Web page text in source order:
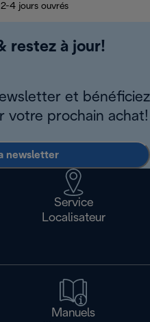
4 jours ouvrés
restez à jour!
et bénéficiez
votre prochain achat!
newsletter
Service
Localisateur
Manuels